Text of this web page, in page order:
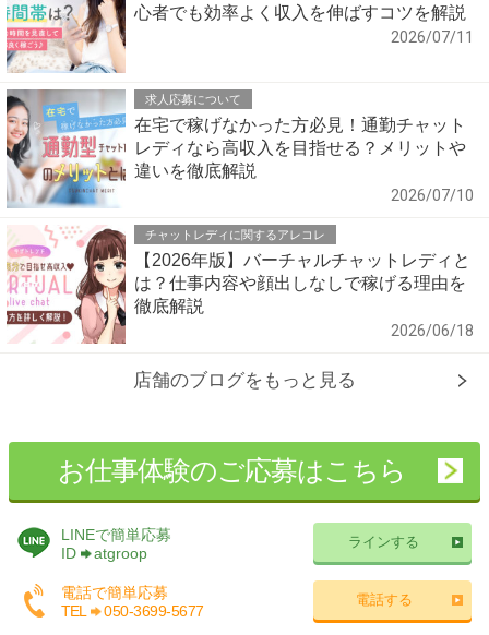
心者でも効率よく収入を伸ばすコツを解説
2026/07/11
求人応募について
在宅で稼げなかった方必見！通勤チャット
レディなら高収入を目指せる？メリットや
違いを徹底解説
2026/07/10
チャットレディに関するアレコレ
【2026年版】バーチャルチャットレディと
は？仕事内容や顔出しなしで稼げる理由を
徹底解説
2026/06/18
店舗のブログをもっと見る
お仕事体験のご応募はこちら
LINEで簡単応募
ID
atgroop
ラインする
電話で簡単応募
TEL
050-3699-5677
電話する